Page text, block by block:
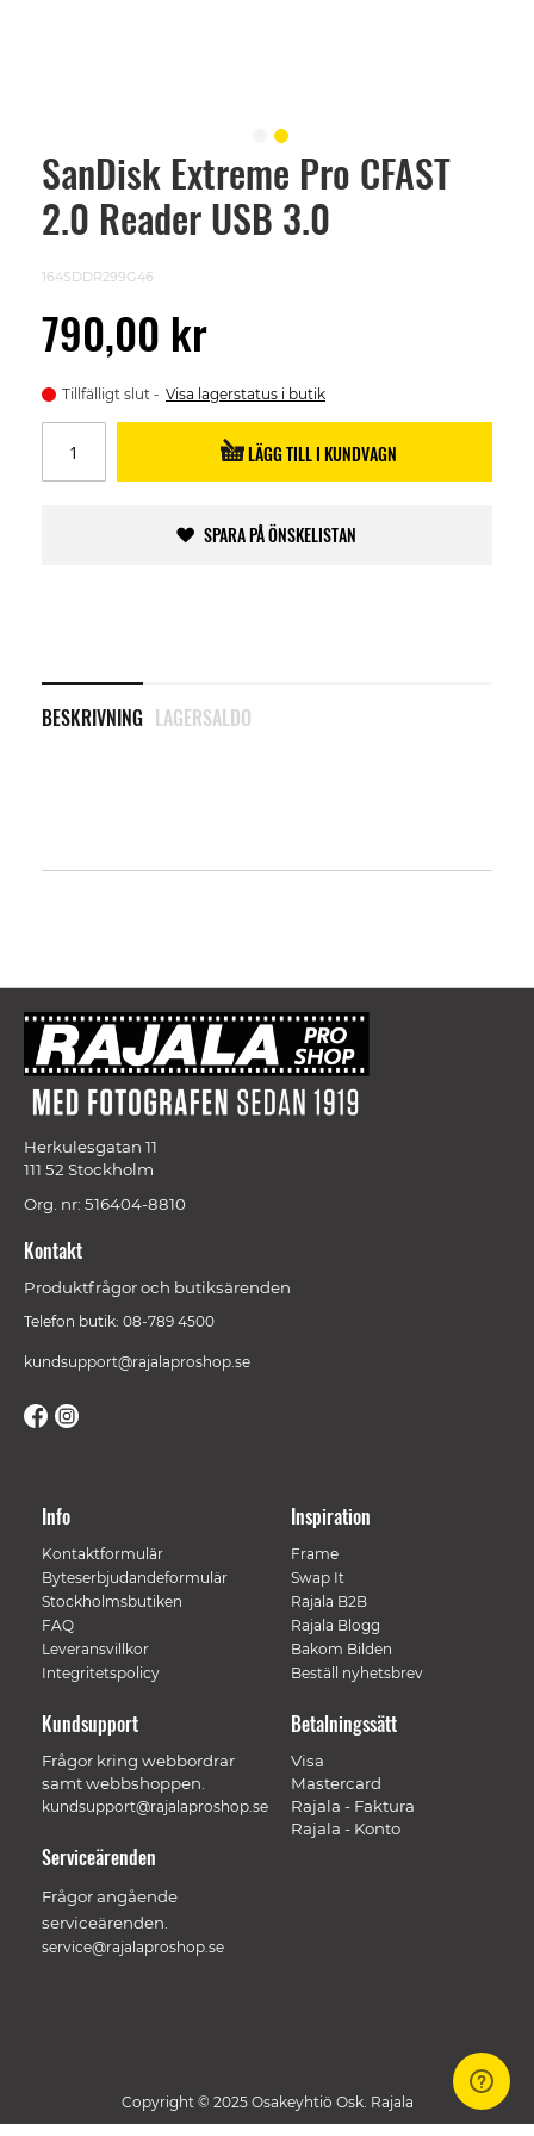
SanDisk Extreme Pro CFAST
2.0 Reader USB 3.0
164SDDR299G46
790,00 kr
Tillfälligt slut Visa lagerstatus i butik
LÄGG TILL I KUNDVAGN
SPARA PÅ ÖNSKELISTAN
BESKRIVNING LAGERSALDO
Skip
beginning
images
Herkulesgatan 11
111 52 Stockholm
Org. nr: 516404-8810
Kontakt
Produktfrågor och butiksärenden
Telefon butik: 08-789 4500
kundsupport@rajalaproshop.se
Info
Kontaktformulär
Byteserbjudandeformulär
Stockholmsbutiken
FAQ
Leveransvillkor
Integritetspolicy
Inspiration
Frame
Swap It
Rajala B2B
Rajala Blogg
Bakom Bilden
Beställ nyhetsbrev
Betalningssätt
Visa
Mastercard
Rajala - Faktura
Rajala - Konto
Kundsupport
Frågor kring webbordrar
samt webbshoppen.
kundsupport@rajalaproshop.se
Serviceärenden
Frågor angående
serviceärenden.
service@rajalaproshop.se
Copyright © 2025 Osakeyhtiö Osk. Rajala